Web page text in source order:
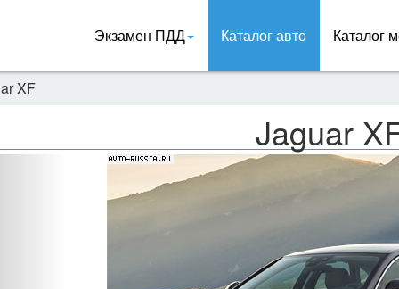
Экзамен ПДД Каталог авто Каталог
XF
Jaguar